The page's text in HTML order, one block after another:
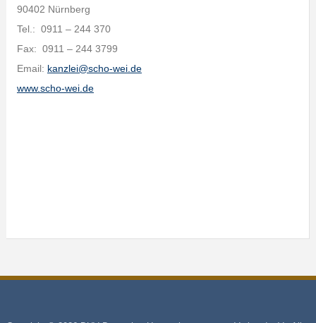
90402 Nürnberg
Tel.: 0911 – 244 370
Fax: 0911 – 244 3799
Email: kanzlei@scho-wei.de
www.scho-wei.de